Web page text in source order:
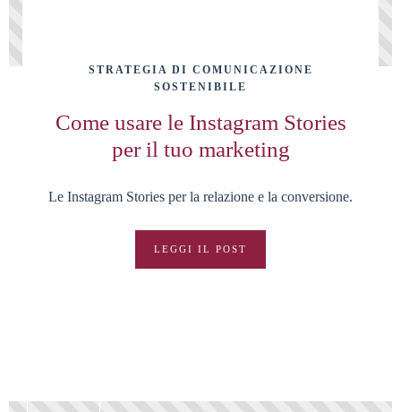
STRATEGIA DI COMUNICAZIONE
SOSTENIBILE
Come usare le Instagram Stories
per il tuo marketing
Le Instagram Stories per la relazione e la conversione.
LEGGI IL POST